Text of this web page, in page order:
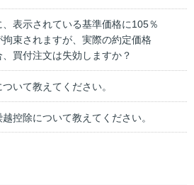
、表示されている基準価格に105％
束されますが、実際の約定価格
買付注文は失効しますか？
いて教えてください。
控除について教えてください。